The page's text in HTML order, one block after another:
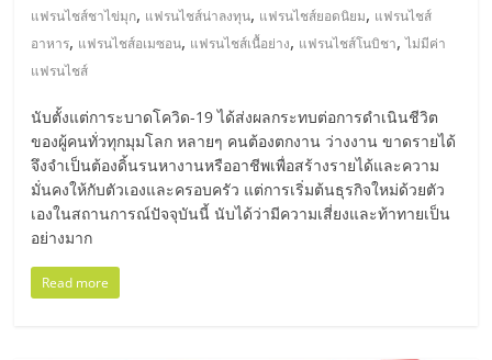
แฟรนไชส์ชาไข่มุก, แฟรนไชส์น่าลงทุน, แฟรนไชส์ยอดนิยม, แฟรนไชส์
อาหาร, แฟรนไชส์อเมซอน, แฟรนไชส์เนื้อย่าง, แฟรนไชส์โนบิชา,ไม่มีค่า
แฟรนไชส์
นับตั้งแต่การะบาดโควิด-19 ได้ส่งผลกระทบต่อการดำเนินชีวิต
ของผู้คนทั่วทุกมุมโลก หลายๆ คนต้องตกงาน ว่างงาน ขาดรายได้
จึงจำเป็นต้องดิ้นรนหางานหรืออาชีพเพื่อสร้างรายได้และความ
มั่นคงให้กับตัวเองและครอบครัว แต่การเริ่มต้นธุรกิจใหม่ด้วยตัว
เองในสถานการณ์ปัจจุบันนี้ นับได้ว่ามีความเสี่ยงและท้าทายเป็น
อย่างมาก
Read more